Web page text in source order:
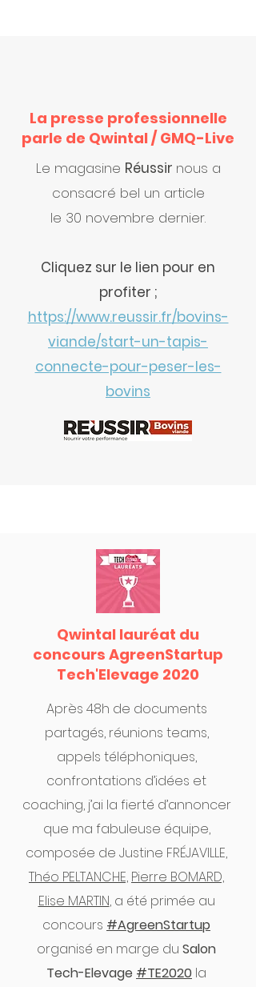
La presse professionnelle
parle de Qwintal / GMQ-Live
Le magasine Réussir nous a
consacré bel un article
le 30 novembre dernier.
Cliquez sur le lien pour en
profiter ;
https://www.reussir.fr/bovins-
viande/start-un-tapis-
connecte-pour-peser-les-
bovins
Qwintal lauréat du
concours AgreenStartup
Tech'Elevage 2020
Après 48h de documents
partagés, réunions teams,
appels téléphoniques,
confrontations d’idées et
coaching, j’ai la fierté d’annoncer
que ma fabuleuse équipe,
composée de Justine FRÉJAVILLE,
Théo PELTANCHE, Pierre BOMARD,
Elise MARTIN, a été primée au
concours #AgreenStartup
organisé en marge du Salon
Tech-Elevage #TE2020 la